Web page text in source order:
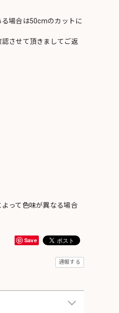
場合は50cmのカットに
させて頂きましてご返
って色味が異なる場合
Save
通報する